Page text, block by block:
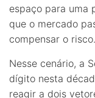
espaço para uma
que o mercado
compensar o risco.
Nesse cenário, a
dígito nesta
reagir a dois